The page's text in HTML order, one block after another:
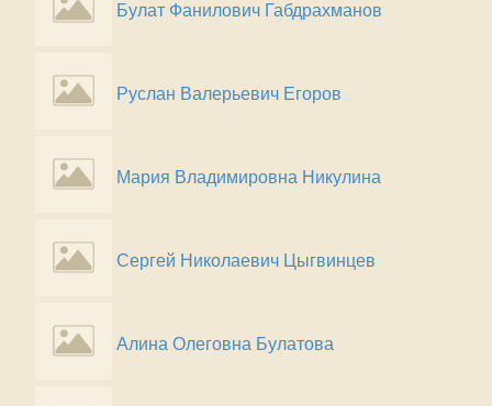
Булат Фанилович Габдрахманов
Руслан Валерьевич Егоров
Мария Владимировна Никулина
Сергей Николаевич Цыгвинцев
Алина Олеговна Булатова